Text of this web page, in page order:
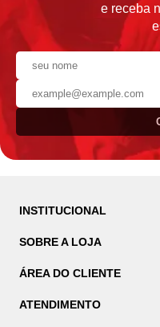
e receba
INSTITUCIONAL
SOBRE A LOJA
ÁREA DO CLIENTE
ATENDIMENTO